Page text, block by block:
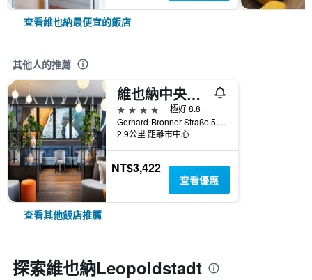
查看維也納最便宜的飯店
其他人的推薦
維也納中央火車站高級品質星辰酒店
4星級
極好 8.8
Gerhard-Bronner-Straße 5, 維也納, 維也納, 奧地利
2.9公里 距離市中心
NT$3,422
查看優惠
查看其他飯店推薦
探索維也納Leopoldstadt